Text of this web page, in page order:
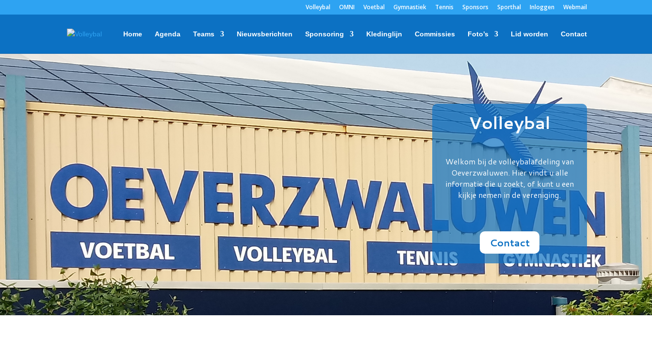
Volleybal OMNI Voetbal Gymnastiek Tennis Sponsors Sporthal Inloggen Webmail
Home Agenda Teams Nieuwsberichten Sponsoring Kledinglijn Commissies Foto’s Lid worden Contact
Volleybal
Welkom bij de volleybalafdeling van
Oeverzwaluwen. Hier vindt u alle
informatie die u zoekt, of kunt u een
kijkje nemen in de vereniging.
Contact